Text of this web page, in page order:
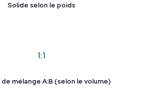
Solide selon le poids
1:1
mélange A:B (selon le volume)